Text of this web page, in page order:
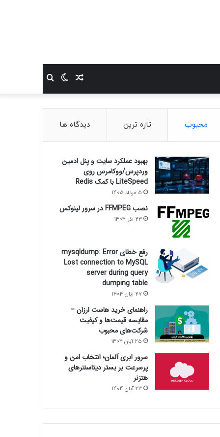
جستجو
برای
تغییر
پوسته
نوشته
تصادفی
محبوب تازه ترین دیدگاه ها
بهبود عملکرد سایت و پنل ادمین
وردپرس/ووکامرس روی
LiteSpeed با کمک Redis
5 مرداد 1405
نصب FFMPEG در سرور لینوکس
23 آذر 1404
رفع خطای mysqldump: Error
Lost connection to MySQL
server during query
dumping table
27 آبان 1404
راهنمای خرید هاست ارزان –
مقایسه قیمت‌ها و کیفیت
شرکت‌های محبوب
25 آبان 1404
سرور ابری آلمان؛ انتخاب امن و
پرسرعت بر بستر دیتاسنترهای
هتزنر
23 آبان 1404